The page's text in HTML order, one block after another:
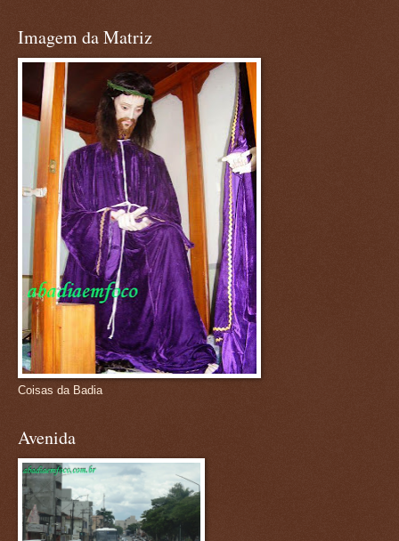
Imagem da Matriz
Coisas da Badia
Avenida